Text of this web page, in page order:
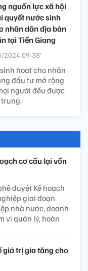
nguồn lực xã hội
quyết nước sinh
nhân dân địa bàn
tại Tiền Giang
2024 09:38’
hoạt cho nhân
đầu tư mở rộng
người đều được
cơ cấu lại vốn
duyệt Kế hoạch
giai đoạn
nhà nước, doanh
vi quản lý, hoàn
giá trị gia tăng cho